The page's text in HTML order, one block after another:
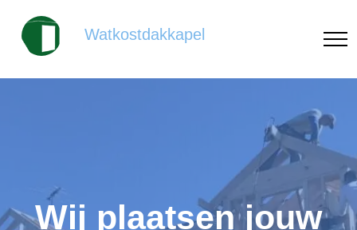
Watkostdakkapel
Wij plaatsen jouw